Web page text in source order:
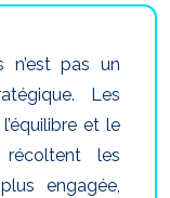
n’est pas un
Les
et le
les
engagée,